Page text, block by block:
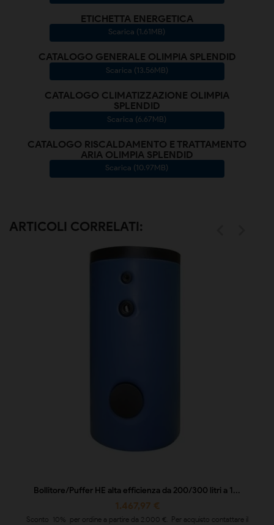
ETICHETTA ENERGETICA
Scarica (1.61MB)
CATALOGO GENERALE OLIMPIA SPLENDID
Scarica (13.56MB)
CATALOGO CLIMATIZZAZIONE OLIMPIA
SPLENDID
Scarica (6.67MB)
CATALOGO RISCALDAMENTO E TRATTAMENTO
ARIA OLIMPIA SPLENDID
Scarica (10.97MB)
ARTICOLI CORRELATI:
Bollitore/Puffer HE alta efficienza da 200/300 litri a 1...
1.467,97 €
Sconto 10% per ordine a partire da 2.000 €. Per acquisto contattare il